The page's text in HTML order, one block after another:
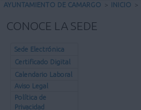
AYUNTAMIENTO DE CAMARGO > INICIO >
CONOCE LA SEDE
Sede Electrónica
Certificado Digital
Calendario Laboral
Aviso Legal
Política de
Privacidad